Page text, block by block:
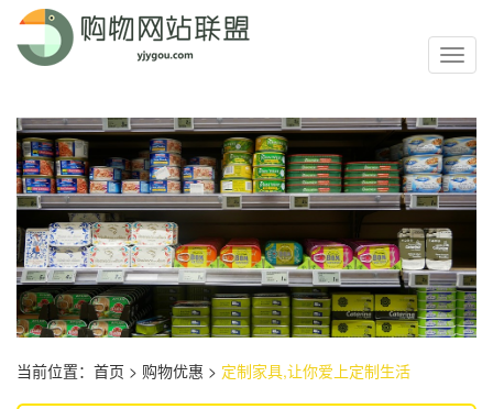
当前位置： 首页 > 购物优惠 > 定制家具,让你爱上定制生活